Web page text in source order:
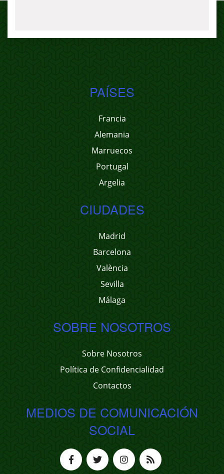
PAÍSES
Francia
Alemania
Marruecos
Portugal
Argelia
CIUDADES
Madrid
Barcelona
València
Sevilla
Málaga
SOBRE NOSOTROS
Sobre Nosotros
Política de Confidencialidad
Contactos
MEDIOS DE COMUNICACIÓN
SOCIAL